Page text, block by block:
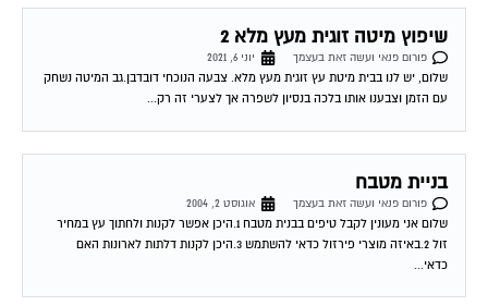
שיפוץ מיטה זוגית מעץ מלא 2
פורום פנאי ועשה זאת בעצמך
יוני 6, 2021
שלום, יש לנו בבית מיטת עץ זוגית מעץ מלא. צבעה הנוכחי דובדבן.גב המיטה נשחק
עם הזמן וצבענו אותו בלכה בנסיון לשפרה אך לצערי זה רק...
בניית מטבח
פורום פנאי ועשה זאת בעצמך
אוגוסט 2, 2004
שלום אני מעונין לקבל טיפים בבנית מטבח 1.היכן אפשר לקנות ולחתוך עץ במחיר
זול 2.באיזה מוצרי פירזול כדאי להשתמש 3.היכן לקנות דלתות לארונות האם
כדאי...